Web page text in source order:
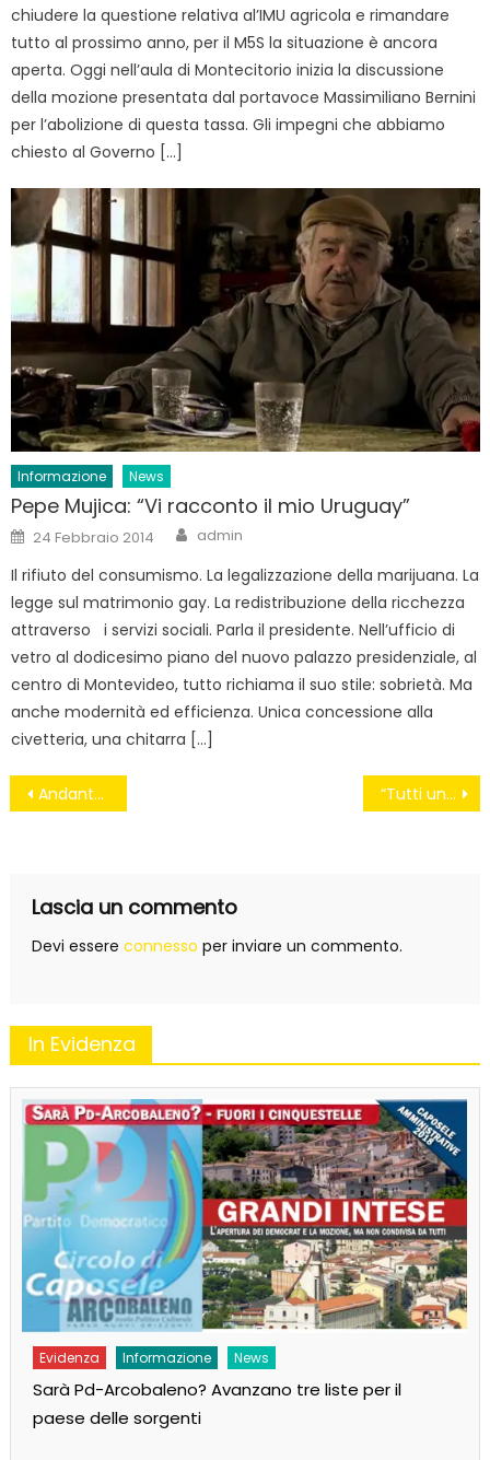
chiudere la questione relativa al’IMU agricola e rimandare
tutto al prossimo anno, per il M5S la situazione è ancora
aperta. Oggi nell’aula di Montecitorio inizia la discussione
della mozione presentata dal portavoce Massimiliano Bernini
per l’abolizione di questa tassa. Gli impegni che abbiamo
chiesto al Governo […]
Informazione News
Pepe Mujica: “Vi racconto il mio Uruguay”
Posted
on
24 Febbraio 2014 Author
admin
Il rifiuto del consumismo. La legalizzazione della marijuana. La
legge sul matrimonio gay. La redistribuzione della ricchezza
attraverso i servizi sociali. Parla il presidente. Nell’ufficio di
vetro al dodicesimo piano del nuovo palazzo presidenziale, al
centro di Montevideo, tutto richiama il suo stile: sobrietà. Ma
anche modernità ed efficienza. Unica concessione alla
civetteria, una chitarra […]
Navigazione
Andante con ritmo “Tutti uniti per dire no alle trivellazioni”
Lascia un commento
Devi essere connesso per inviare un commento.
In Evidenza
Evidenza Informazione News
Sarà Pd-Arcobaleno? Avanzano tre liste per il
paese delle sorgenti